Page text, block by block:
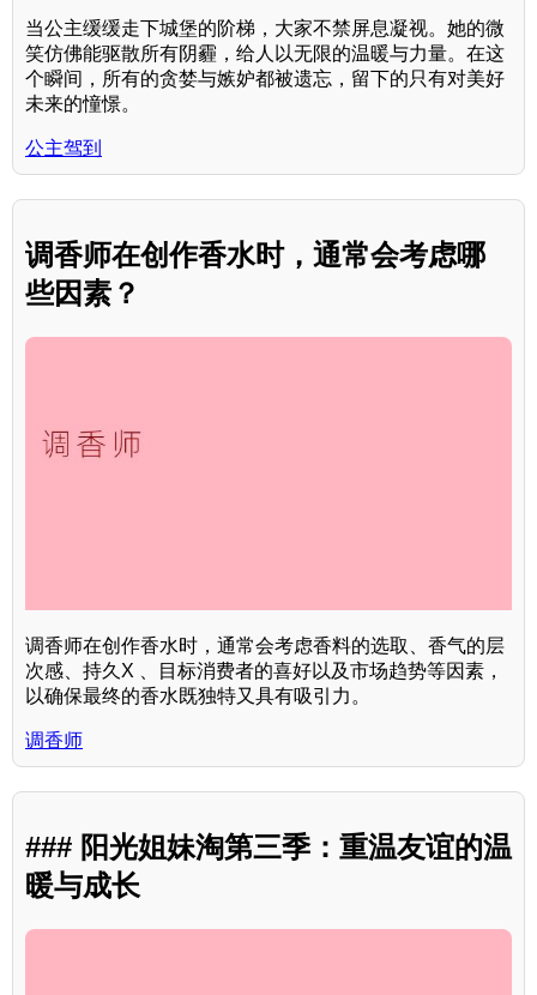
当公主缓缓走下城堡的阶梯，大家不禁屏息凝视。她的微
笑仿佛能驱散所有阴霾，给人以无限的温暖与力量。在这
个瞬间，所有的贪婪与嫉妒都被遗忘，留下的只有对美好
未来的憧憬。
公主驾到
调香师在创作香水时，通常会考虑哪
些因素？
调香师在创作香水时，通常会考虑香料的选取、香气的层
次感、持久X 、目标消费者的喜好以及市场趋势等因素，
以确保最终的香水既独特又具有吸引力。
调香师
### 阳光姐妹淘第三季：重温友谊的温
暖与成长